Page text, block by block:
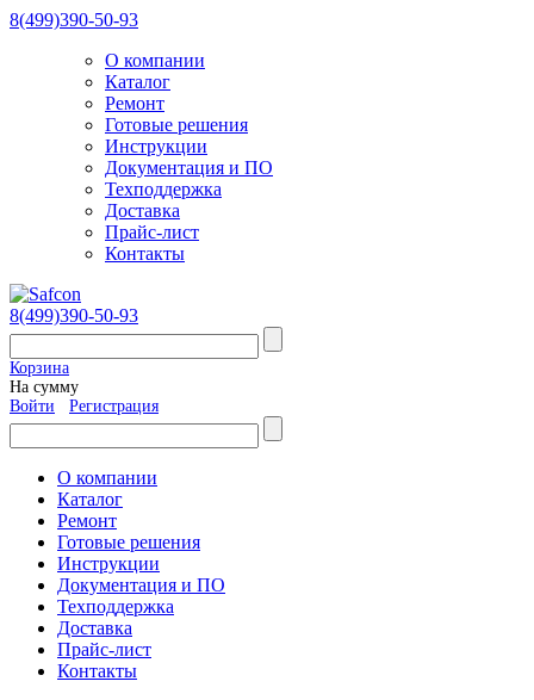
8(499)390-50-93
О компании
Каталог
Ремонт
Готовые решения
Инструкции
Документация и ПО
Техподдержка
Доставка
Прайс-лист
Контакты
8(499)390-50-93
Корзина
На сумму
Войти
Регистрация
О компании
Каталог
Ремонт
Готовые решения
Инструкции
Документация и ПО
Техподдержка
Доставка
Прайс-лист
Контакты